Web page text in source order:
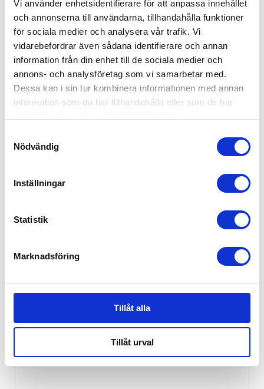
Vi använder enhetsidentifierare för att anpassa innehållet
och annonserna till användarna, tillhandahålla funktioner
för sociala medier och analysera vår trafik. Vi
vidarebefordrar även sådana identifierare och annan
information från din enhet till de sociala medier och
annons- och analysföretag som vi samarbetar med.
Dessa kan i sin tur kombinera informationen med annan
information som du har tillhandahållit eller som de har
Nödvändig
Inställningar
Statistik
Marknadsföring
Tillåt alla
Tillåt urval
549kr